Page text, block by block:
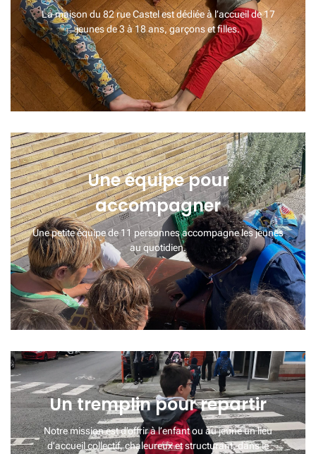
La maison du 82 rue Castel est dédiée à l’accueil de 17
jeunes de 3 à 18 ans, garçons et filles.
Une équipe pour
accompagner
Une petite équipe de 11 personnes accompagne les jeunes
au quotidien.
Un tremplin pour repartir
Notre mission est d’offrir à l’enfant ou au jeune un lieu
d’accueil collectif, chaleureux et structurant, dans le